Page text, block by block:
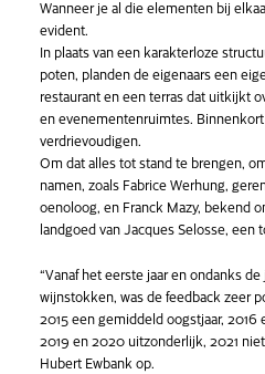
Wanneer je al die elementen bij
evident.
In plaats van een karakterloze
poten, planden de eigenaars een
restaurant en een terras dat uitkijkt
en evenementenruimtes.
verdrievoudigen.
Om dat alles tot stand te brengen,
namen, zoals Fabrice Werhung,
oenoloog, en Franck Mazy, bekend
landgoed van Jacques Selosse, een
“Vanaf het eerste jaar en ondanks
wijnstokken, was de feedback zeer
2015 een gemiddeld oogstjaar, 2016
2019 en 2020 uitzonderlijk, 2021
Hubert Ewbank op.